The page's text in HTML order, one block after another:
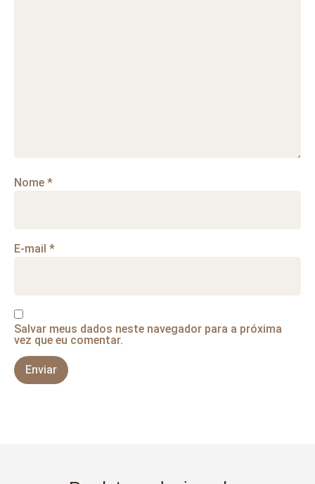
Nome *
E-mail *
Salvar meus dados neste navegador para a próxima
vez que eu comentar.